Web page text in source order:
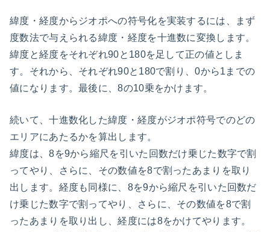
緯度・経度からジオポへの符号化を実装するには、まず
度数法で与えられる緯度・経度を十進数に変換します。
緯度と経度をそれぞれ90と180を足して正の値としま
す。それから、それぞれ90と180で割り、0から1までの
値になります。最後に、8の10乗をかけます。
続いて、十進数化した緯度・経度がジオポ符号でのどの
エリアにあたるかを算出します。
緯度は、8を9から縮尺を引いた回数だけ乗じた数字で割
ってやり、さらに、その数値を8で割ったあまりを取り
出します。経度も同様に、8を9から縮尺を引いた回数だ
け乗じた数字で割ってやり、さらに、その数値を8で割
ったあまりを取り出し、経度には8をかけてやります。